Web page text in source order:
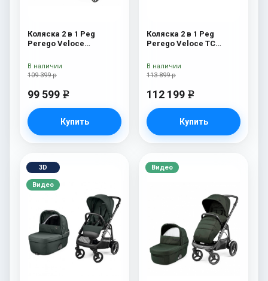
Коляска 2 в 1 Peg
Perego Veloce
109 399 р
99 599 e
Купить
В наличии
Коляска 2 в 1 Peg
Perego Veloce TC
113 899 р
112 199 e
Купить
В наличии
3D
Видео
Видео